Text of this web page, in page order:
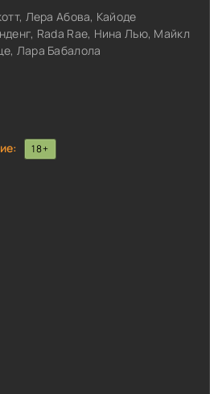
Лера Абова, Кайоде
Rada Rae, Нина Лью, Майкл
Лара Бабалола
18+